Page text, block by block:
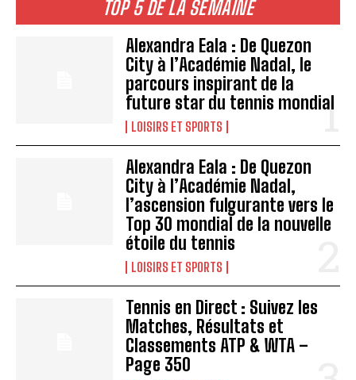
TOP 5 DE LA SEMAINE
Alexandra Eala : De Quezon
City à l’Académie Nadal, le
parcours inspirant de la
future star du tennis mondial
LOISIRS ET SPORTS
Alexandra Eala : De Quezon
City à l’Académie Nadal,
l’ascension fulgurante vers le
Top 30 mondial de la nouvelle
étoile du tennis
LOISIRS ET SPORTS
Tennis en Direct : Suivez les
Matches, Résultats et
Classements ATP & WTA –
Page 350